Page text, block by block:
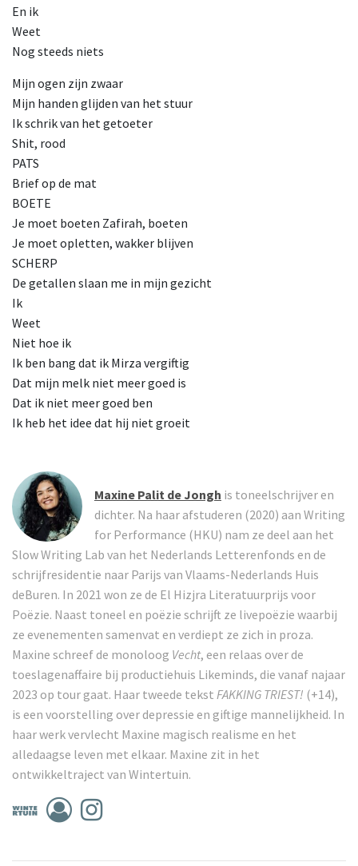
En ik
Weet
Nog steeds niets
Mijn ogen zijn zwaar
Mijn handen glijden van het stuur
Ik schrik van het getoeter
Shit, rood
PATS
Brief op de mat
BOETE
Je moet boeten Zafirah, boeten
Je moet opletten, wakker blijven
SCHERP
De getallen slaan me in mijn gezicht
Ik
Weet
Niet hoe ik
Ik ben bang dat ik Mirza vergiftig
Dat mijn melk niet meer goed is
Dat ik niet meer goed ben
Ik heb het idee dat hij niet groeit
Maxine Palit de Jongh is toneelschrijver en
dichter. Na haar afstuderen (2020) aan Writing
for Performance (HKU) nam ze deel aan het
Slow Writing Lab van het Nederlands Letterenfonds en de
schrijfresidentie naar Parijs van Vlaams-Nederlands Huis
deBuren. In 2021 won ze de El Hizjra Literatuurprijs voor
Poëzie. Naast toneel en poëzie schrijft ze livepoëzie waarbij
ze evenementen samenvat en verdiept ze zich in proza.
Maxine schreef de monoloog Vecht, een relaas over de
toeslagenaffaire bij productiehuis Likeminds, die vanaf najaar
2023 op tour gaat. Haar tweede tekst FAKKING TRIEST! (+14),
is een voorstelling over depressie en giftige mannelijkheid. In
haar werk vervlecht Maxine magisch realisme en het
alledaagse leven met elkaar. Maxine zit in het
ontwikkeltraject van Wintertuin.